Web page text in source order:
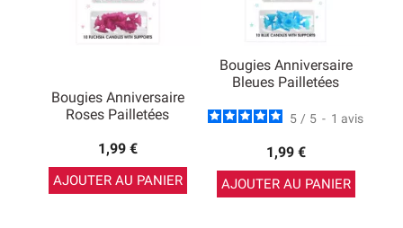
Bougies Anniversaire
Roses Pailletées
1,99 €
AJOUTER AU PANIER
Bougies Anniversaire
Bleues Pailletées
5 / 5 - 1 avis
1,99 €
AJOUTER AU PANIER